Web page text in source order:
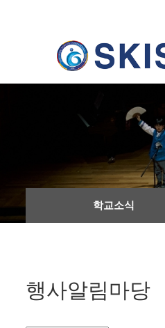
학교소식
행사알림마당